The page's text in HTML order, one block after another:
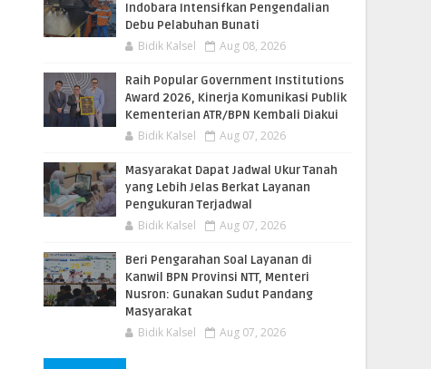
Indobara Intensifkan Pengendalian
Debu Pelabuhan Bunati
Bidik Kalsel Aug 08, 2026
Raih Popular Government Institutions
Award 2026, Kinerja Komunikasi Publik
Kementerian ATR/BPN Kembali Diakui
Bidik Kalsel Aug 07, 2026
Masyarakat Dapat Jadwal Ukur Tanah
yang Lebih Jelas Berkat Layanan
Pengukuran Terjadwal
Bidik Kalsel Aug 07, 2026
Beri Pengarahan Soal Layanan di
Kanwil BPN Provinsi NTT, Menteri
Nusron: Gunakan Sudut Pandang
Masyarakat
Bidik Kalsel Aug 07, 2026